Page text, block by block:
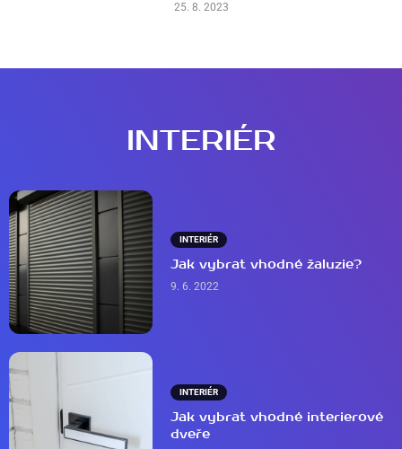
25. 8. 2023
INTERIÉR
INTERIÉR
Jak vybrat vhodné žaluzie?
9. 6. 2022
INTERIÉR
Jak vybrat vhodné interierové
dveře